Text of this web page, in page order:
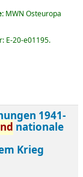
MWN Osteuropa
E-20-e01195.
1941-
nationale
Krieg